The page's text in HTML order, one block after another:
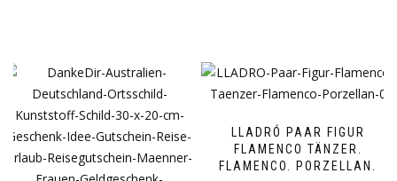
LLADRÓ PAAR FIGUR
FLAMENCO TÄNZER.
FLAMENCO. PORZELLAN.